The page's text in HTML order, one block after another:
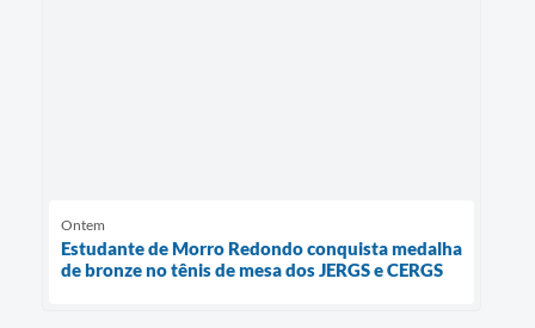
Ontem
Estudante de Morro Redondo conquista medalha
de bronze no tênis de mesa dos JERGS e CERGS